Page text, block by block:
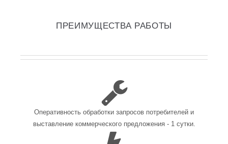
ПРЕИМУЩЕСТВА РАБОТЫ
Оперативность обработки запросов потребителей и
выставление коммерческого предложения - 1 сутки.